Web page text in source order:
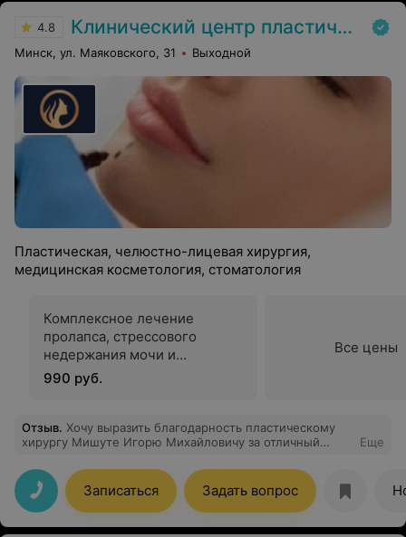
4.8 Клинический центр пластической хирургии и медицинской косметологии
Минск, ул. Маяковского, 31 Выходной
Пластическая, челюстно-лицевая хирургия,
медицинская косметология, стоматология
Комплексное лечение
пролапса, стрессового
недержания мочи и
вульвовагинальной атрофии с
отбеливанием зоны бикини
990 руб.
Все цены
Отзыв. Хочу выразить благодарность пластическому
хирургу Мишуте Игорю Михайловичу за отличный
липосакции 01.12.21 г. Долго вынашивала мысль и
окончательно решилась после отсутствия желаемого
результата от правильного питания и ежедневного
спорта. Доктора выбрала по рекомендации моей
подруги, которая была его пациенткой. Операция была
Еще
Записаться Задать вопрос